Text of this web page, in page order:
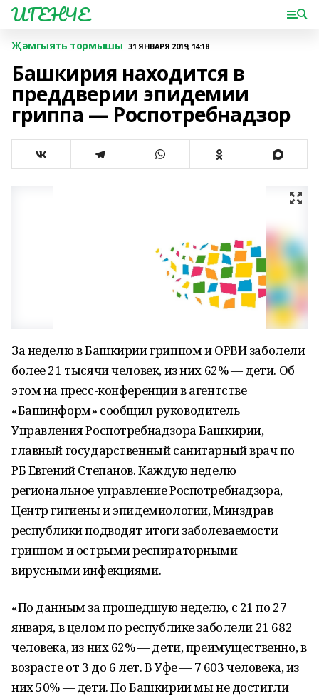
ИГЕНЧЕ
Җәмгыять тормышы 31 ЯНВАРЯ 2019, 14:18
Башкирия находится в
преддверии эпидемии
гриппа — Роспотребнадзор
За неделю в Башкирии гриппом и ОРВИ заболели
более 21 тысячи человек, из них 62% — дети. Об
этом на пресс-конференции в агентстве
«Башинформ» сообщил руководитель
Управления Роспотребнадзора Башкирии,
главный государственный санитарный врач по
РБ Евгений Степанов. Каждую неделю
региональное управление Роспотребнадзора,
Центр гигиены и эпидемиологии, Минздрав
республики подводят итоги заболеваемости
гриппом и острыми респираторными
вирусными инфекциями.
«По данным за прошедшую неделю, с 21 по 27
января, в целом по республике заболели 21 682
человека, из них 62% — дети, преимущественно, в
возрасте от 3 до 6 лет. В Уфе — 7 603 человека, из
них 50% — дети. По Башкирии мы не достигли